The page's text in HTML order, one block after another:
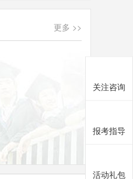
更多 >>
关注咨询
报考指导
活动礼包